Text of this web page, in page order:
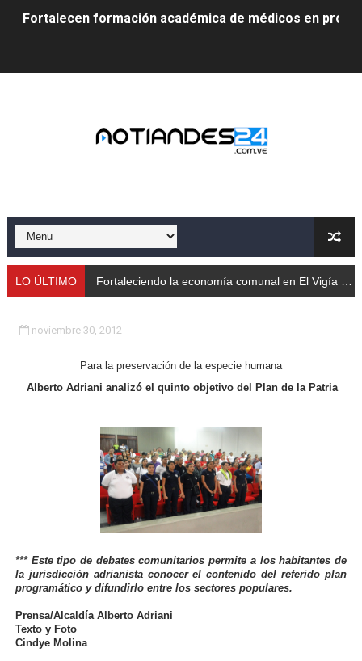
Fortalecen formación académica de médicos en
Fundecem inició con éxito el taller vacacional de
Iniciación al yoga reúne a diversos clubes deportivos
Mincomunas impulsa el autogobierno en Mérida con
Inicia el Plan Cultura Vacacional 2026 en el estado
Merideños disfrutarán del Plan Agosto Escuelas
Recreación y formación fortalecen la integración
Club "Rápidos de Zea" brilló en el Primer Festival de
84 estudiantes celebraron su graduación en el
Comunas de Obispo Ramos de Lora avanzan hacia el
LO ÚLTIMO Fortaleciendo la economía comunal en El Vigía con microcréditos a emprendedores y productores
noviembre 30, 2012
Para la preservación de la especie humana
Alberto Adriani analizó el quinto objetivo del Plan de la Patria
*** Este tipo de debates comunitarios permite a los habitantes de
la jurisdicción adrianista conocer el contenido del referido plan
programático y difundirlo entre los sectores populares.
Prensa/Alcaldía Alberto Adriani
Texto y Foto
Cindye Molina